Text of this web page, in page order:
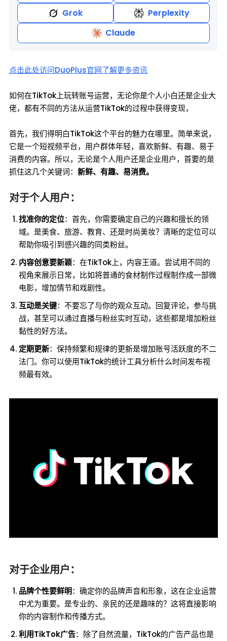
Grok
Perplexity
Claude
点击此处访问DuoPlus官网了解更多资讯
如何在TikTok上玩转账号运营，无论你是个人小白还是企业大
佬，都有不同的方法从运营TikTok的过程中获得变现，
首先，我们得明白TikTok这个平台的魅力在哪里。简单来说，
它是一个短视频平台，用户群体年轻，喜欢新鲜、有趣、易于
消费的内容。所以，无论是个人用户还是企业用户，首要的是
抓住这几个关键词： 新鲜、有趣、易消费。
对于个人用户：
找准你的定位：首先，你需要确定自己的兴趣和擅长的领
域。是美食、旅游、教育、还是时尚美妆？清晰的定位可以
帮助你吸引到感兴趣的同类粉丝。
内容创意要新颖：在TikTok上，内容王道。尝试用不同的
视角来展示日常，比如将普通的食材制作过程制作成一部微
电影，增加情节和戏剧性。
互动是关键：不要忘了与你的观众互动。回复评论，参与挑
战，甚至可以通过直播与粉丝实时互动，这些都是增加粉丝
黏性的好方法。
定期更新：保持频繁和规律的更新是增加账号活跃度的不二
法门。你可以使用TikTok的统计工具分析什么时间发布视
频最有效。
对于企业用户：
品牌个性要鲜明：确定你的品牌声音和形象，这在企业运营
中尤为重要。是专业的、亲民的还是趣味的？这将直接影响
你的内容制作和传播方式。
利用TikTok广告：除了自然流量，TikTok的广告产品也是